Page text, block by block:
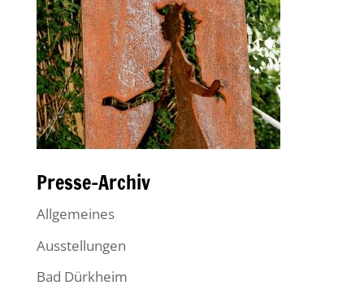
Presse-Archiv
Allgemeines
Ausstellungen
Bad Dürkheim